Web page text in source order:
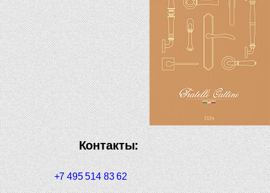
Контакты:
+7 495 514 83 62